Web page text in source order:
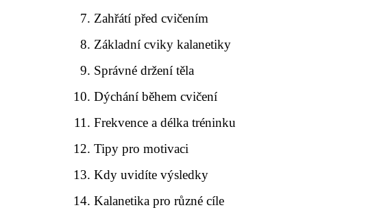
Zahřátí před cvičením
Základní cviky kalanetiky
Správné držení těla
Dýchání během cvičení
Frekvence a délka tréninku
Tipy pro motivaci
Kdy uvidíte výsledky
Kalanetika pro různé cíle